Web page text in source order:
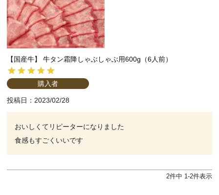
【国産牛】 牛タン霜降しゃぶしゃぶ用600g（6人前）
購入者
投稿日 2023/02/28
おいしくてリピーターになりました
食感もすごくいいです
2件中 1-2件表示